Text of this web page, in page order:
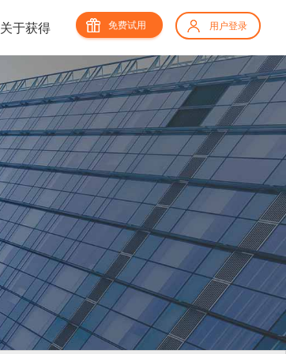
关于获得 用户登录
免费试用